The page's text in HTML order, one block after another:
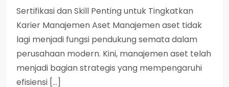
Sertifikasi dan Skill Penting untuk Tingkatkan
Karier Manajemen Aset Manajemen aset tidak
lagi menjadi fungsi pendukung semata dalam
perusahaan modern. Kini, manajemen aset telah
menjadi bagian strategis yang mempengaruhi
efisiensi […]